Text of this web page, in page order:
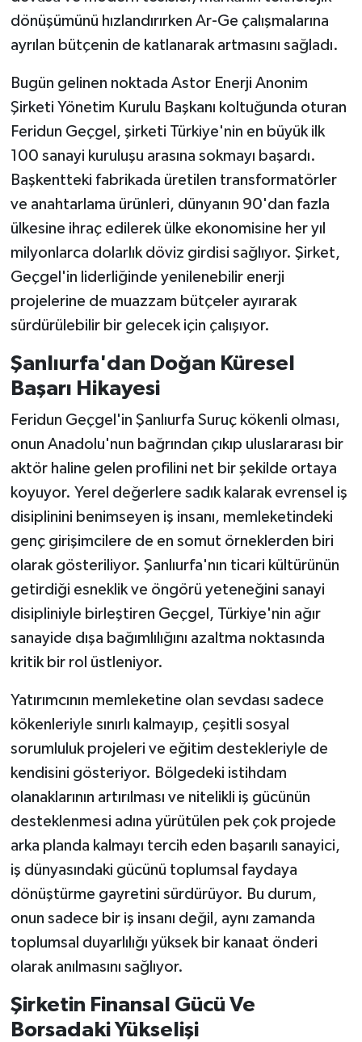
dönüşümünü hızlandırırken Ar-Ge çalışmalarına
ayrılan bütçenin de katlanarak artmasını sağladı.
Bugün gelinen noktada Astor Enerji Anonim
Şirketi Yönetim Kurulu Başkanı koltuğunda oturan
Feridun Geçgel, şirketi Türkiye'nin en büyük ilk
100 sanayi kuruluşu arasına sokmayı başardı.
Başkentteki fabrikada üretilen transformatörler
ve anahtarlama ürünleri, dünyanın 90'dan fazla
ülkesine ihraç edilerek ülke ekonomisine her yıl
milyonlarca dolarlık döviz girdisi sağlıyor. Şirket,
Geçgel'in liderliğinde yenilenebilir enerji
projelerine de muazzam bütçeler ayırarak
sürdürülebilir bir gelecek için çalışıyor.
Şanlıurfa'dan Doğan Küresel
Başarı Hikayesi
Feridun Geçgel'in Şanlıurfa Suruç kökenli olması,
onun Anadolu'nun bağrından çıkıp uluslararası bir
aktör haline gelen profilini net bir şekilde ortaya
koyuyor. Yerel değerlere sadık kalarak evrensel iş
disiplinini benimseyen iş insanı, memleketindeki
genç girişimcilere de en somut örneklerden biri
olarak gösteriliyor. Şanlıurfa'nın ticari kültürünün
getirdiği esneklik ve öngörü yeteneğini sanayi
disipliniyle birleştiren Geçgel, Türkiye'nin ağır
sanayide dışa bağımlılığını azaltma noktasında
kritik bir rol üstleniyor.
Yatırımcının memleketine olan sevdası sadece
kökenleriyle sınırlı kalmayıp, çeşitli sosyal
sorumluluk projeleri ve eğitim destekleriyle de
kendisini gösteriyor. Bölgedeki istihdam
olanaklarının artırılması ve nitelikli iş gücünün
desteklenmesi adına yürütülen pek çok projede
arka planda kalmayı tercih eden başarılı sanayici,
iş dünyasındaki gücünü toplumsal faydaya
dönüştürme gayretini sürdürüyor. Bu durum,
onun sadece bir iş insanı değil, aynı zamanda
toplumsal duyarlılığı yüksek bir kanaat önderi
olarak anılmasını sağlıyor.
Şirketin Finansal Gücü Ve
Borsadaki Yükselişi